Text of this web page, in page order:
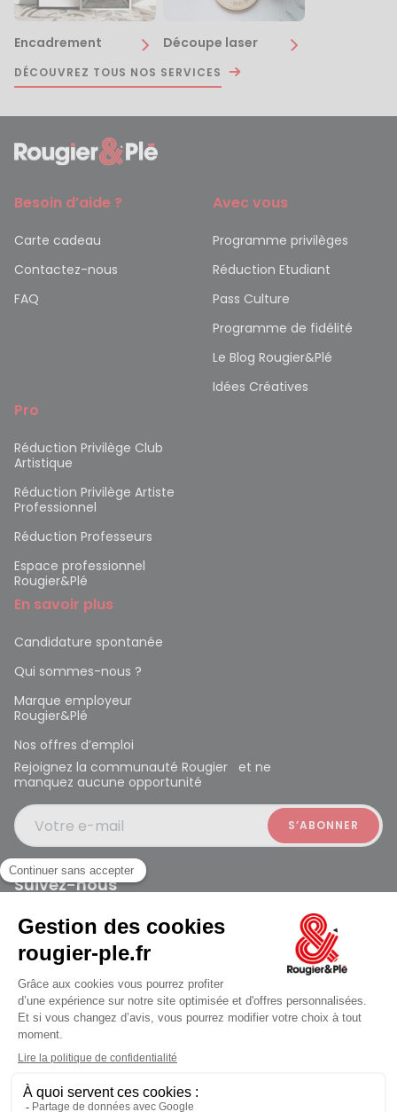
Encadrement Découpe laser
DÉCOUVREZ TOUS NOS SERVICES
Besoin d’aide ?
Carte cadeau
Contactez-nous
FAQ
Avec vous
Programme privilèges
Réduction Etudiant
Pass Culture
Programme de fidélité
Le Blog Rougier&Plé
Idées Créatives
Pro
Réduction Privilège Club
Artistique
Réduction Privilège Artiste
Professionnel
Réduction Professeurs
Espace professionnel
Rougier&Plé
En savoir plus
Candidature spontanée
Qui sommes-nous ?
Marque employeur
Rougier&Plé
Nos offres d’emploi
Rejoignez la communauté Rougier et ne
manquez aucune opportunité
Votre e-mail
Suivez-nous
Rougier et Plé 2024 Copyright
Mentions légales
Conditions générales des ventes